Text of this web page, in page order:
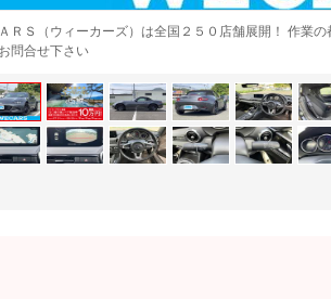
ＲＳ（ウィーカーズ）は全国２５０店舗展開！ 作業
問合せ下さい